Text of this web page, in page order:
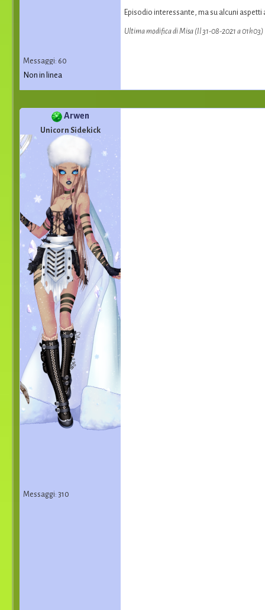
Messaggi: 60
Episodio interessante, ma su alcuni
Ultima modifica di Misa (Il 31-08-2021 a 01h03)
Non in linea
Arwen
Unicorn Sidekick
Messaggi: 310